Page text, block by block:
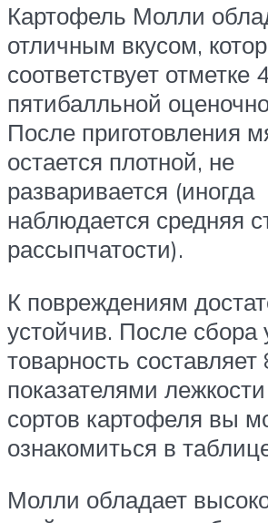
Картофель Молли
отличным вкусом,
соответствует отметке
пятибалльной
После приготовления
остается плотной, не
разваривается (иногда
наблюдается средняя
рассыпчатости).
К повреждениям
устойчив. После сбора
товарность
показателями
сортов картофеля вы
ознакомиться в
Молли обладает